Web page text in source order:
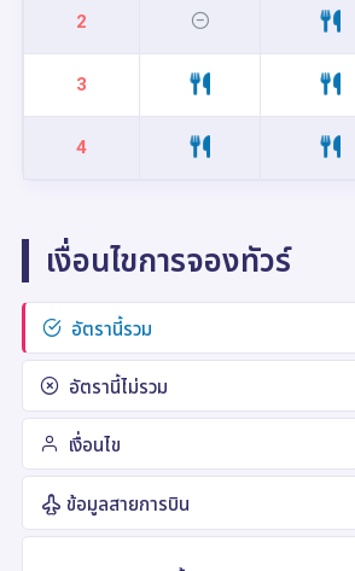
2
3
4
เงื่อนไขการจองทัวร์
อัตรานี้รวม
อัตรานี้ไม่รวม
เงื่อนไข
ข้อมูลสายการบิน